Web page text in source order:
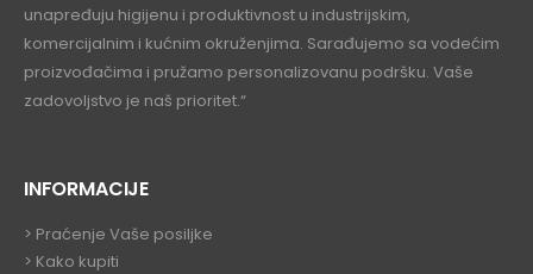
unapređuju higijenu i produktivnost u industrijskim,
komercijalnim i kućnim okruženjima. Sarađujemo sa vodećim
proizvođačima i pružamo personalizovanu podršku. Vaše
zadovoljstvo je naš prioritet.“
INFORMACIJE
> Praćenje Vaše posiljke
> Kako kupiti